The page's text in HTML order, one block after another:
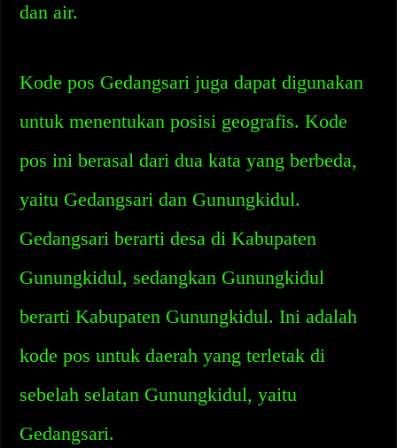
dan air.
Kode pos Gedangsari juga dapat digunakan
untuk menentukan posisi geografis. Kode
pos ini berasal dari dua kata yang berbeda,
yaitu Gedangsari dan Gunungkidul.
Gedangsari berarti desa di Kabupaten
Gunungkidul, sedangkan Gunungkidul
berarti Kabupaten Gunungkidul. Ini adalah
kode pos untuk daerah yang terletak di
sebelah selatan Gunungkidul, yaitu
Gedangsari.